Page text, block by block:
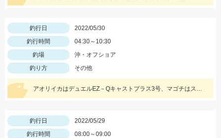
釣行日
2022/05/30
釣行時間
04:30～10:30
釣場
沖・オフショア
釣り方
その他
アオリイカはデュエルEZ－Qキャストプラス3号、マゴチはスタッガー3.5インチやカバークローグランデにヒット！
釣行日
2022/05/29
釣行時間
08:00～09:00